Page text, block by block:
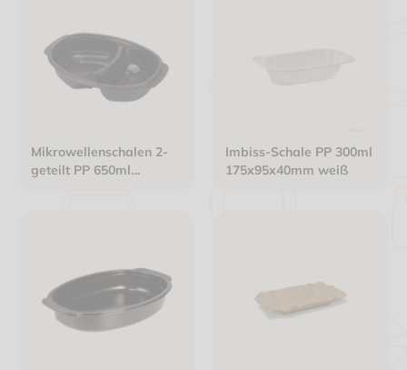
Mikrowellenschalen 2-
geteilt PP 650ml
Imbiss-Schale PP 300ml
175x95x40mm weiß